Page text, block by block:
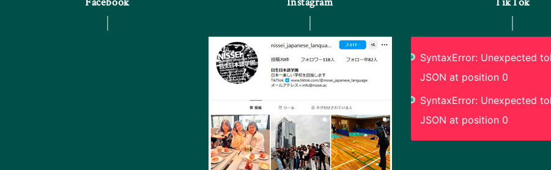
SyntaxError: Unexpected
JSON at position 0
SyntaxError: Unexpected
JSON at position 0